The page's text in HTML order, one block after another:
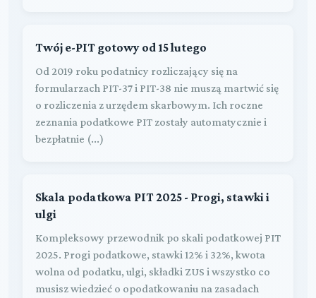
Twój e-PIT gotowy od 15 lutego
Od 2019 roku podatnicy rozliczający się na
formularzach PIT-37 i PIT-38 nie muszą martwić się
o rozliczenia z urzędem skarbowym. Ich roczne
zeznania podatkowe PIT zostały automatycznie i
bezpłatnie (...)
Skala podatkowa PIT 2025 - Progi, stawki i
ulgi
Kompleksowy przewodnik po skali podatkowej PIT
2025. Progi podatkowe, stawki 12% i 32%, kwota
wolna od podatku, ulgi, składki ZUS i wszystko co
musisz wiedzieć o opodatkowaniu na zasadach